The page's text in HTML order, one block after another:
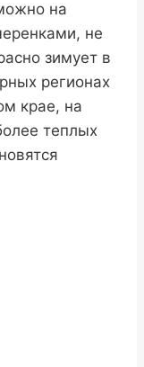
на
не
зимует в
регионах
крае, на
теплых